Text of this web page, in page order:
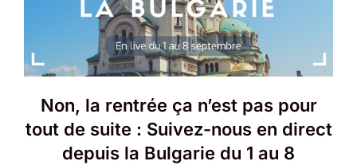
Non, la rentrée ça n’est pas pour
tout de suite : Suivez-nous en direct
depuis la Bulgarie du 1 au 8